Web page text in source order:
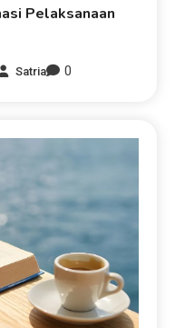
Pelaksanaan
Satria 0